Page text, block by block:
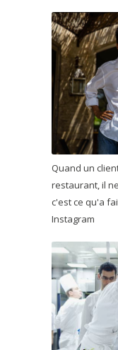
Quand un
restaurant, il
c'est ce qu'a
Instagram